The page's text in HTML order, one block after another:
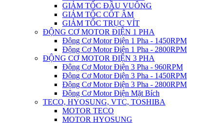
GIẢM TỐC ĐẦU VUÔNG
GIẢM TỐC CỐT ÂM
GIẢM TỐC TRỤC VÍT
ĐỘNG CƠ MOTOR ĐIỆN 1 PHA
Động Cơ Motor Điện 1 Pha - 1450RPM
Động Cơ Motor Điện 1 Pha - 2800RPM
ĐỘNG CƠ MOTOR ĐIỆN 3 PHA
Động Cơ Motor Điện 3 Pha - 960RPM
Động Cơ Motor Điện 3 Pha - 1450RPM
Động Cơ Motor Điện 3 Pha - 2800RPM
Động Cơ Motor Điện Mặt Bích
TECO, HYOSUNG, VTC, TOSHIBA
MOTOR TECO
MOTOR HYOSUNG